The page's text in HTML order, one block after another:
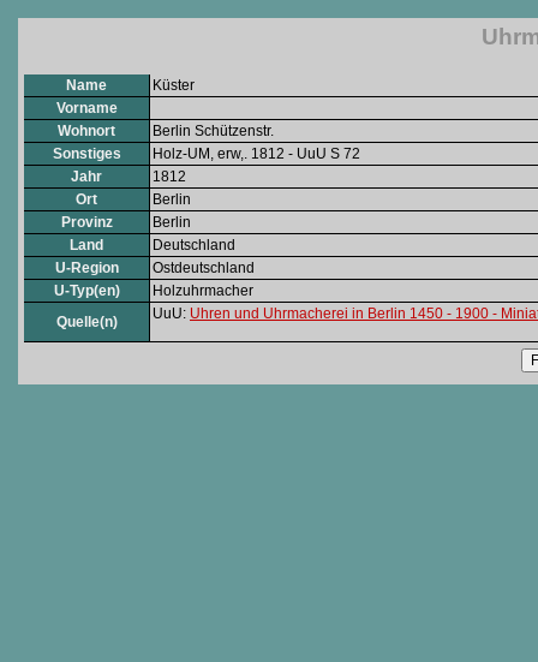
Name
Küster
Vorname
Wohnort
Berlin Schützenstr.
Sonstiges
Holz-UM, erw,. 1812 - UuU S 72
Jahr
1812
Ort
Berlin
Provinz
Berlin
Land
Deutschland
U-Region
Ostdeutschland
U-Typ(en)
Holzuhrmacher
Quelle(n)
UuU: Uhren und Uhrmacherei in Berlin 1450 - 1900 -